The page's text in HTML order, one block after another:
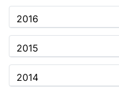
2016
2015
2014